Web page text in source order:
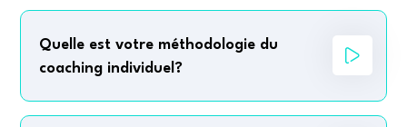
Quelle est votre méthodologie du
coaching individuel?